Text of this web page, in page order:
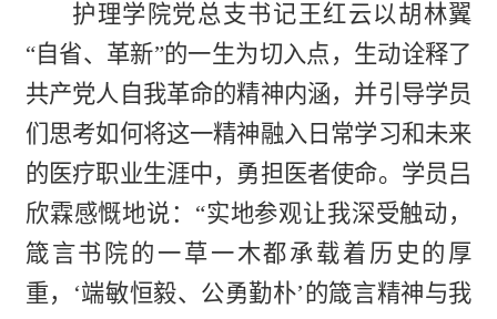
护理学院党总支书记王红云以胡林翼
“自省、革新”的一生为切入点，生动诠释了
共产党人自我革命的精神内涵，并引导学员
们思考如何将这一精神融入日常学习和未来
的医疗职业生涯中，勇担医者使命。学员吕
欣霖感慨地说：“实地参观让我深受触动，
箴言书院的一草一木都承载着历史的厚
重，‘端敏恒毅、公勇勤朴’的箴言精神与我